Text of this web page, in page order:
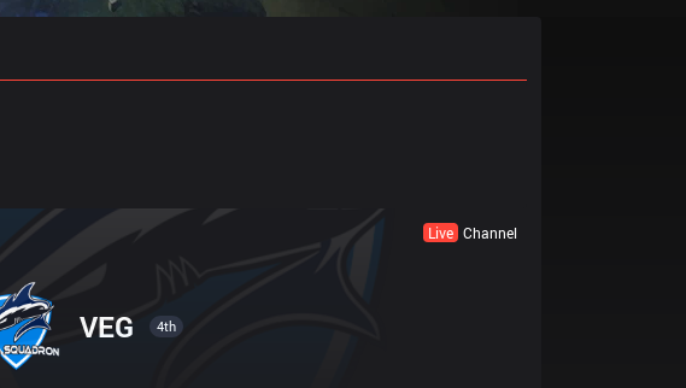
Live Channel
VEG 4th